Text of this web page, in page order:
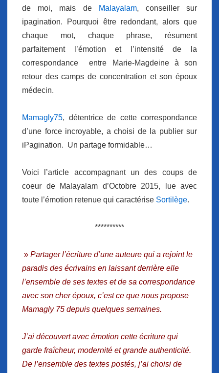
de moi, mais de
Malayalam, conseiller sur
ipagination. Pourquoi être redondant, alors que
chaque mot, chaque phrase, résument
parfaitement l’émotion et l’intensité de la
correspondance entre Marie-Magdeine à son
retour des camps de concentration et son époux
médecin.
Mamagly75, détentrice de cette correspondance
d’une force incroyable, a choisi de la publier sur
iPagination. Un partage formidable…
Voici l’article accompagnant un des coups de
coeur de Malayalam d’Octobre 2015, lue avec
toute l’émotion retenue qui caractérise Sortilège.
**********
» Partager l’écriture d’une auteure qui a rejoint le
paradis des écrivains en laissant derrière elle
l’ensemble de ses textes et de sa correspondance
avec son cher époux, c’est ce que nous propose
Mamagly 75 depuis quelques semaines.
J’ai découvert avec émotion cette écriture qui
garde fraîcheur, modernité et grande authenticité.
De l’ensemble des textes postés, j’ai choisi de